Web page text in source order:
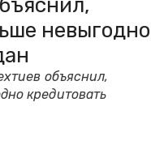
невыгодно
объяснил,
кредитовать